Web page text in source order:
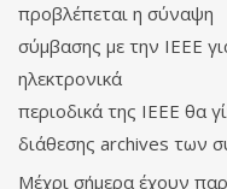
προβλέπεται η σύναψη
σύμβασης με την IEEE
ηλεκτρονικά
περιοδικά της IEEE θα
διάθεσης archives των
Μέχρι σήμερα έχουν